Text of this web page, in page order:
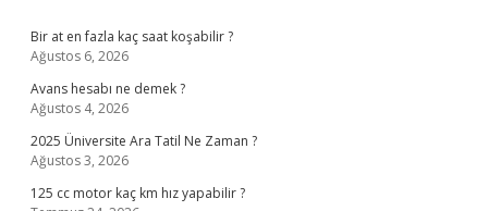
Bir at en fazla kaç saat koşabilir ?
Ağustos 6, 2026
Avans hesabı ne demek ?
Ağustos 4, 2026
2025 Üniversite Ara Tatil Ne Zaman ?
Ağustos 3, 2026
125 cc motor kaç km hız yapabilir ?